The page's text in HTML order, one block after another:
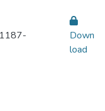
Down
load